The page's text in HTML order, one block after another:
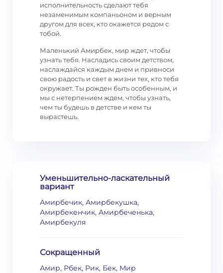
исполнительность сделают тебя
незаменимым компаньоном и верным
другом для всех, кто окажется рядом с
тобой.
Маленький Амирбек, мир ждет, чтобы
узнать тебя. Насладись своим детством,
наслаждайся каждым днем и привноси
свою радость и свет в жизни тех, кто тебя
окружает. Ты рожден быть особенным, и
мы с нетерпением ждем, чтобы узнать,
чем ты будешь в детстве и кем ты
вырастешь.
Уменьшительно-ласкательный
вариант
Амирбечик, Амирбекушка,
Амирбекенчик, Амирбеченька,
Амирбекуля
Сокращенный
Амир, Рбек, Рик, Бек, Мир